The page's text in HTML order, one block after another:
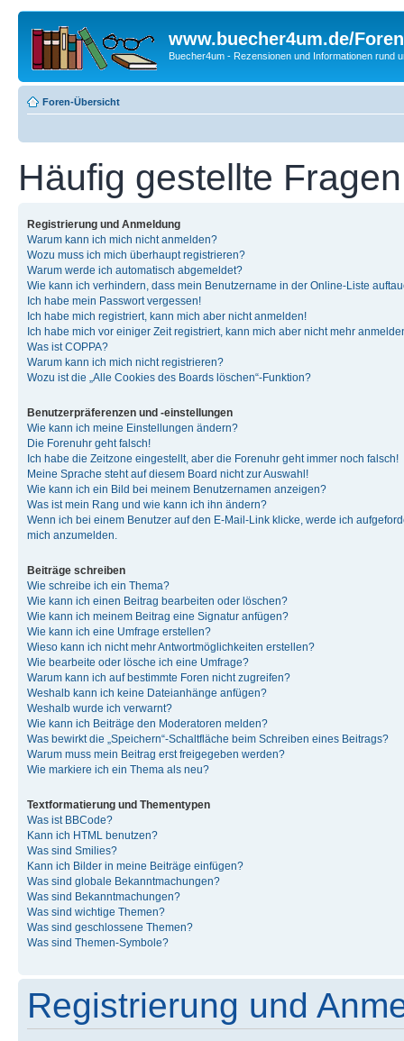
www.buecher4um.de/Foren
Buecher4um - Rezensionen und Informationen rund
Foren-Übersicht
Häufig gestellte Fragen
Registrierung und Anmeldung
Warum kann ich mich nicht anmelden?
Wozu muss ich mich überhaupt registrieren?
Warum werde ich automatisch abgemeldet?
Wie kann ich verhindern, dass mein Benutzername in der Online-Liste
Ich habe mein Passwort vergessen!
Ich habe mich registriert, kann mich aber nicht anmelden!
Ich habe mich vor einiger Zeit registriert, kann mich aber nicht mehr
Was ist COPPA?
Warum kann ich mich nicht registrieren?
Wozu ist die „Alle Cookies des Boards löschen“-Funktion?
Benutzerpräferenzen und -einstellungen
Wie kann ich meine Einstellungen ändern?
Die Forenuhr geht falsch!
Ich habe die Zeitzone eingestellt, aber die Forenuhr geht immer noch falsch!
Meine Sprache steht auf diesem Board nicht zur Auswahl!
Wie kann ich ein Bild bei meinem Benutzernamen anzeigen?
Was ist mein Rang und wie kann ich ihn ändern?
Wenn ich bei einem Benutzer auf den E-Mail-Link klicke, werde ich
mich anzumelden.
Beiträge schreiben
Wie schreibe ich ein Thema?
Wie kann ich einen Beitrag bearbeiten oder löschen?
Wie kann ich meinem Beitrag eine Signatur anfügen?
Wie kann ich eine Umfrage erstellen?
Wieso kann ich nicht mehr Antwortmöglichkeiten erstellen?
Wie bearbeite oder lösche ich eine Umfrage?
Warum kann ich auf bestimmte Foren nicht zugreifen?
Weshalb kann ich keine Dateianhänge anfügen?
Weshalb wurde ich verwarnt?
Wie kann ich Beiträge den Moderatoren melden?
Was bewirkt die „Speichern“-Schaltfläche beim Schreiben eines Beitrags?
Warum muss mein Beitrag erst freigegeben werden?
Wie markiere ich ein Thema als neu?
Textformatierung und Thementypen
Was ist BBCode?
Kann ich HTML benutzen?
Was sind Smilies?
Kann ich Bilder in meine Beiträge einfügen?
Was sind globale Bekanntmachungen?
Was sind Bekanntmachungen?
Was sind wichtige Themen?
Was sind geschlossene Themen?
Was sind Themen-Symbole?
Registrierung und